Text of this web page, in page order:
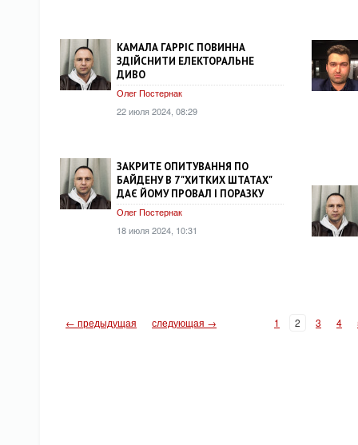
КАМАЛА ГАРРІС ПОВИННА
ЗДІЙСНИТИ ЕЛЕКТОРАЛЬНЕ
ДИВО
Олег Постернак
22 июля 2024, 08:29
ЗАКРИТЕ ОПИТУВАННЯ ПО
БАЙДЕНУ В 7 "ХИТКИХ ШТАТАХ"
ДАЄ ЙОМУ ПРОВАЛ І ПОРАЗКУ
Олег Постернак
18 июля 2024, 10:31
← предыдущая следующая → 1 2 3 4